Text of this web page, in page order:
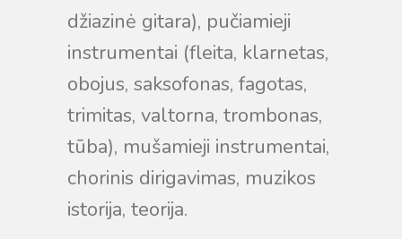
džiazinė gitara), pučiamieji
instrumentai (fleita, klarnetas,
obojus, saksofonas, fagotas,
trimitas, valtorna, trombonas,
tūba), mušamieji instrumentai,
chorinis dirigavimas, muzikos
istorija, teorija.
Taigi... kuo galėčiau Jums padėti?